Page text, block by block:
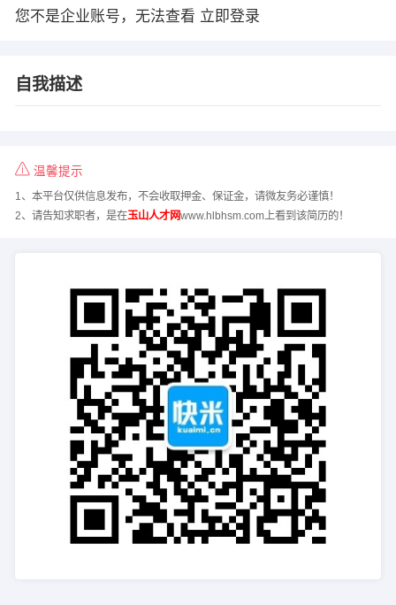
您不是企业账号，无法查看 立即登录
自我描述
温馨提示
1、本平台仅供信息发布，不会收取押金、保证金，请微友务必谨慎！
2、请告知求职者，是在玉山人才网www.hlbhsm.com上看到该简历的！